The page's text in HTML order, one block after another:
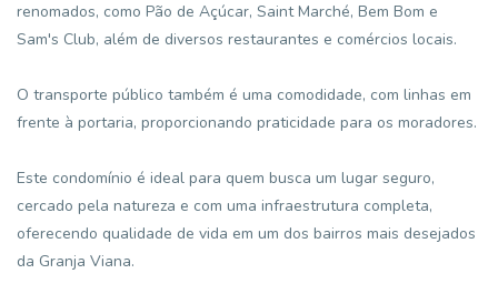
renomados, como Pão de Açúcar, Saint Marché, Bem Bom e
Sam's Club, além de diversos restaurantes e comércios locais.
O transporte público também é uma comodidade, com linhas em
frente à portaria, proporcionando praticidade para os moradores.
Este condomínio é ideal para quem busca um lugar seguro,
cercado pela natureza e com uma infraestrutura completa,
oferecendo qualidade de vida em um dos bairros mais desejados
da Granja Viana.